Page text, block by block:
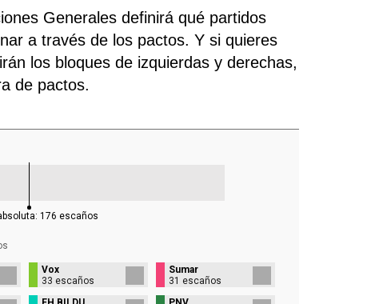
Generales definirá qué partidos
a través de los pactos. Y si quieres
los bloques de izquierdas y derechas,
de pactos.
176 escaños
Vox
33 escaños
Sumar
31 escaños